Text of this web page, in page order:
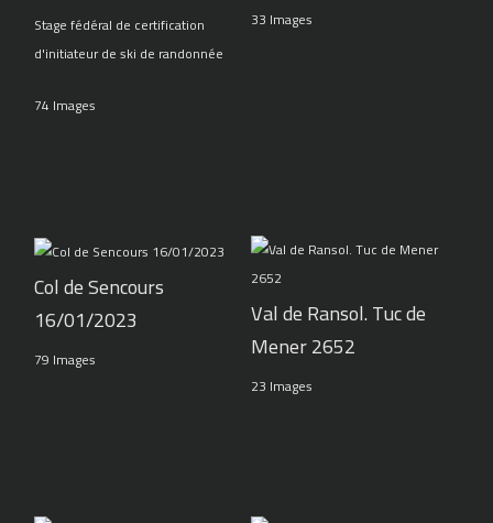
Stage fédéral de certification
d'initiateur de ski de randonnée
74 Images
33 Images
Col de Sencours
16/01/2023
79 Images
Val de Ransol. Tuc de
Mener 2652
23 Images